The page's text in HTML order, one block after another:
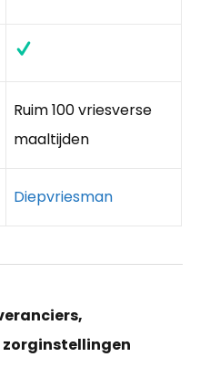
Ruim 100 vriesverse
maaltijden
Diepvriesman